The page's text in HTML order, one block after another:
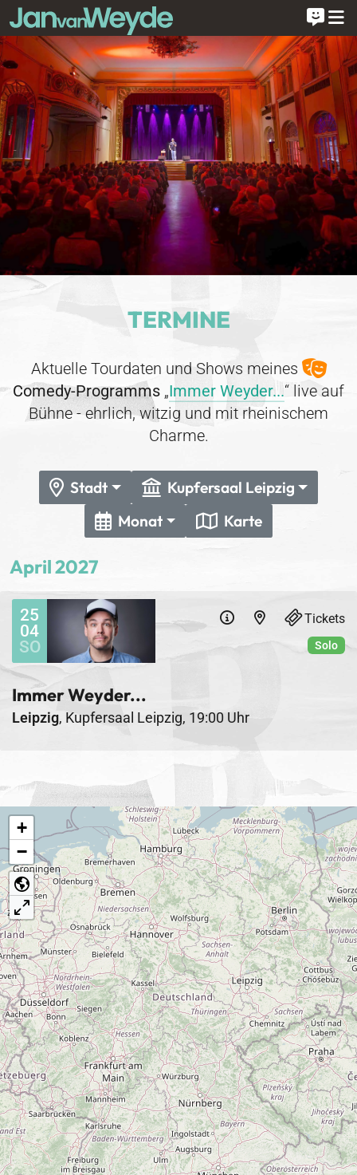
TERMINE
Aktuelle Tourdaten und Shows meines
Comedy-Programms „Immer Weyder...“ live auf
Bühne - ehrlich, witzig und mit rheinischem
Charme.
Stadt
Kupfersaal Leipzig
Monat
Karte
April 2027
25
04
SO
Immer Weyder...
Leipzig, Kupfersaal Leipzig, 19:00 Uhr
Tickets
Solo
+
−